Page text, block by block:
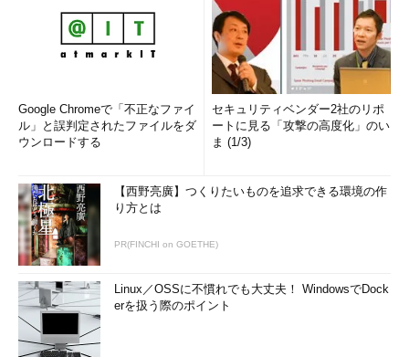
Google Chromeで「不正なファイ
ル」と誤判定されたファイルをダ
ウンロードする
セキュリティベンダー2社のリポ
ートに見る「攻撃の高度化」のい
ま (1/3)
【西野亮廣】つくりたいものを追求できる環境の作
り方とは
PR(FINCHI on GOETHE)
Linux／OSSに不慣れでも大丈夫！ WindowsでDock
erを扱う際のポイント